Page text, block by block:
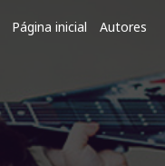
Página inicial Autores